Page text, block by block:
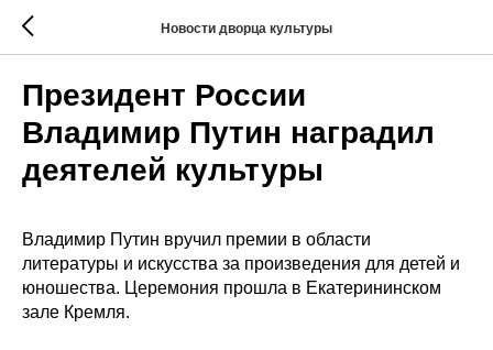
Новости дворца культуры
Президент России
Владимир Путин наградил
деятелей культуры
Владимир Путин вручил премии в области
литературы и искусства за произведения для детей и
юношества. Церемония прошла в Екатерининском
зале Кремля.